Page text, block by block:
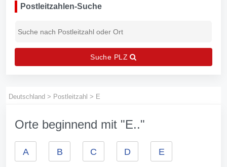
Postleitzahlen-Suche
Suche PLZ
Deutschland > Postleitzahl > E
Orte beginnend mit "E.."
A B C D E